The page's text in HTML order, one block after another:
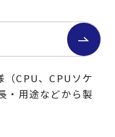
（CPU、CPUソケ
・用途などから製